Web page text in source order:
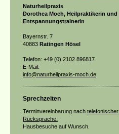
Naturheilpraxis
Dorothea Moch, Heilpraktikerin und
Entspannungstrainerin
Bayernstr. 7
40883 Ratingen Hösel
Telefon: +49 (0) 2102 896817
E-Mail:
info@naturheilpraxis-moch.de
Sprechzeiten
Terminvereinbarung nach telefonischer
Rücksprache.
Hausbesuche auf Wunsch.